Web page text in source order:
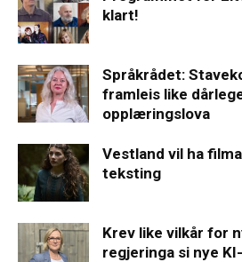
klart!
Språkrådet:
framleis like
opplæringslova
Vestland vil ha
teksting
Krev like vilkår for
regjeringa si nye